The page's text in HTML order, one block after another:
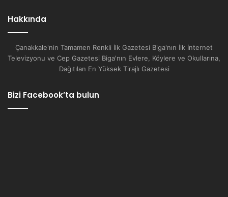
Hakkında
Çanakkale'nin Tamamen Renkli İlk Gazetesi Biga'nın İlk İnternet
Televizyonu ve Cep Gazetesi Biga'nın Evlere, Köylere ve Okullarına,
Dağıtılan En Yüksek Tirajlı Gazetesi
Bizi Facebook’ta bulun